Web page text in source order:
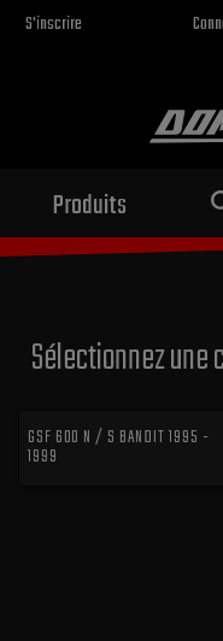
S'inscrire
Produits
Sélectionnez une
GSF 600 N / S BANDIT 1995 -
1999